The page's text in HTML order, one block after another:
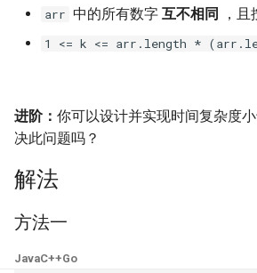
22. 链表中倒数第 k 个节点
25. 合并两个排序的链表
26. 树的子结构
27. 二叉树的镜像
28. 对称的二叉树
19. 最多删除一个字符得到回
文
21. 删除链表的倒数第 n 个结
点
22. 链表中环的入口节点
23. 两个链表的第一个重合节
点
3.4. 化栈为队
3.6. 动物收容所
4.2. 最小高度树
arr 中的所有数字 互不相同 ，且
1 <= k <= arr.length *
进阶： 你可以设计并实现时间复杂度
决此问题吗？
解法
方法一
JavaC++Go